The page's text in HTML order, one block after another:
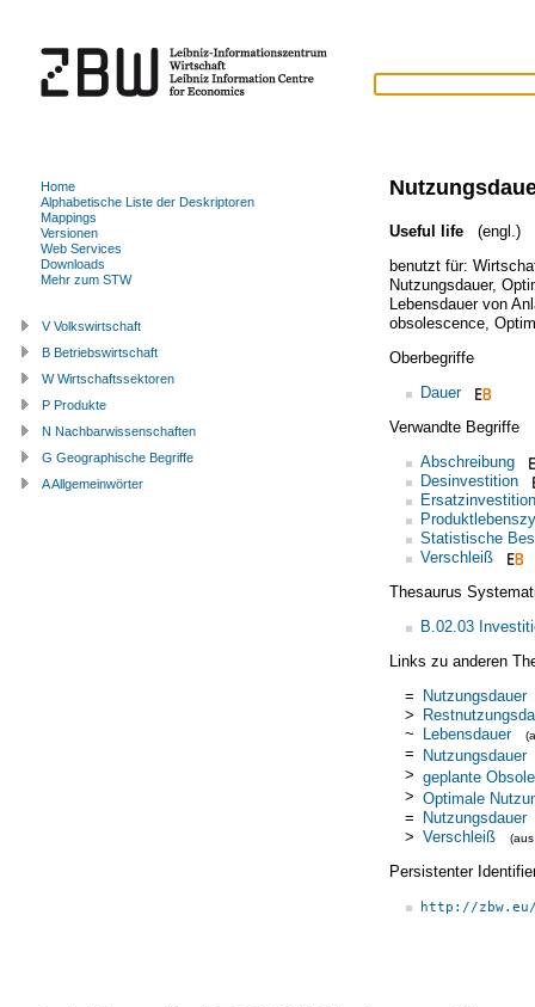
Useful life
(engl.)
benutzt für:
Nutzungsdauer,
Lebensdauer von
obsolescence,
Oberbegriffe
Dauer
Verwandte Begriffe
Abschreibung
Desinvestition
Ersatzinvestition
Statistische
Verschleiß
Thesaurus
B.02.03
Links zu anderen
= Nutzungsdauer
>
~ Lebensdauer
= Nutzungsdauer
> geplante
> Optimale
= Nutzungsdauer
> Verschleiß
Persistenter
http://
Home
Alphabetische Liste der Deskriptoren
Mappings
Versionen
Web Services
Downloads
Mehr zum STW
V Volkswirtschaft
B Betriebswirtschaft
W Wirtschaftssektoren
P Produkte
N Nachbarwissenschaften
G Geographische Begriffe
A Allgemeinwörter